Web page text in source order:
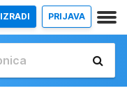
IZRADI PRIJAVA